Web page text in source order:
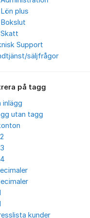
plus
Support
säljfrågor
på tagg
inlägg
utan tagg
kunder